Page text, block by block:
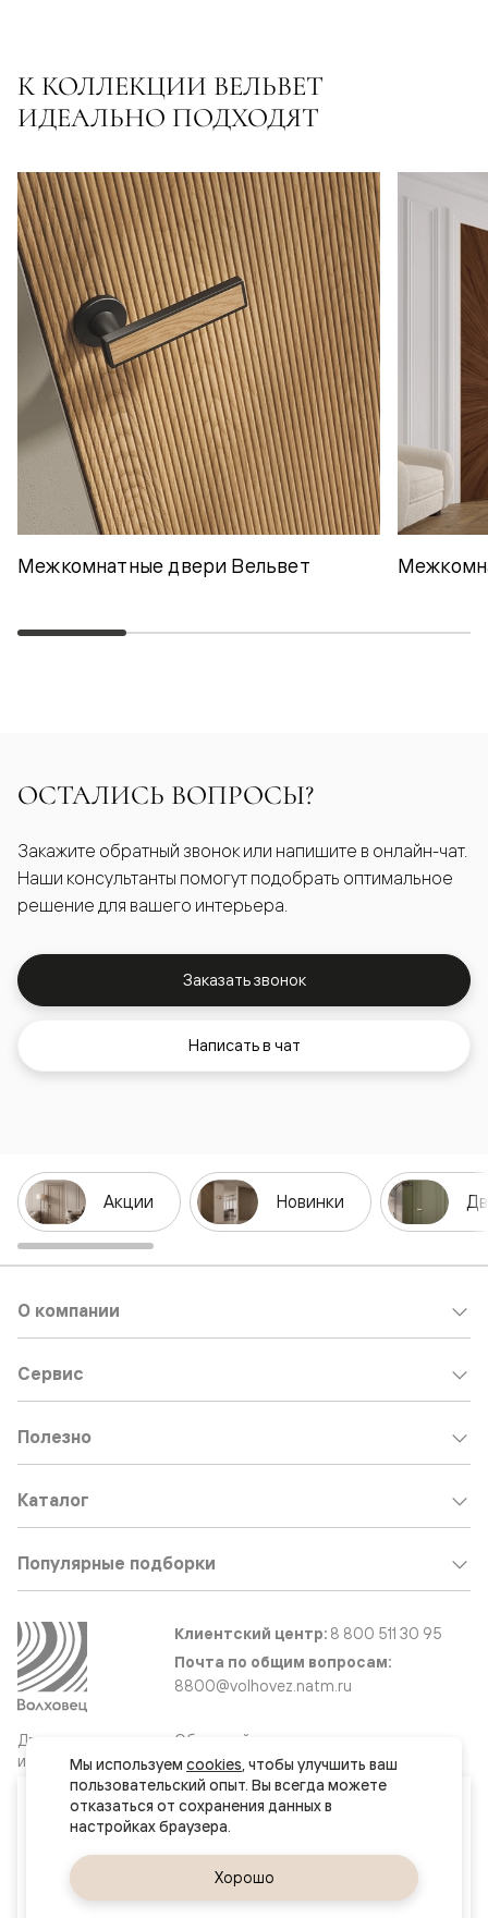
Ваш город
Москва и МО
К КОЛЛЕКЦИИ ВЕЛЬВЕТ
ИДЕАЛЬНО ПОДХОДЯТ
Межкомнатные двери Вельвет
ОСТАЛИСЬ ВОПРОСЫ?
Закажите обратный звонок или напишите в онлайн-чат.
Наши консультанты помогут подобрать оптимальное
решение для вашего интерьера.
Заказать звонок
Написать в чат
Акции Новинки
Двери
и интерьерные
решения
О компании
Сервис
Полезно
Каталог
Популярные подборки
Клиентский центр: 8 800 511 30 95
Почта по общим вопросам:
8800@volhovez.natm.ru
Обратный звонок
Сайт не является публичной офертой
Правовая информация
Мы используем cookies, чтобы улучшить ваш
пользовательский опыт. Вы всегда можете
отказаться от сохранения данных в
Хорошо